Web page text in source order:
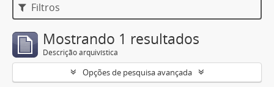
Filtros
Mostrando 1 resultados
Descrição arquivística
Opções de pesquisa avançada